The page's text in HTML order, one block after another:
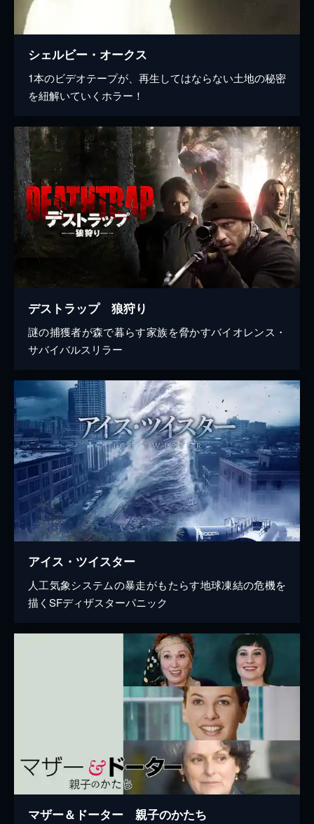
シェルビー・オークス
1本のビデオテープが、再生してはならない土地の秘密
を紐解いていくホラー！
デストラップ 狼狩り
謎の捕獲者が森で暮らす家族を脅かすバイオレンス・
サバイバルスリラー
アイス・ツイスター
人工気象システムの暴走がもたらす地球凍結の危機を
描くSFディザスターパニック
マザー＆ドーター 親子のかたち